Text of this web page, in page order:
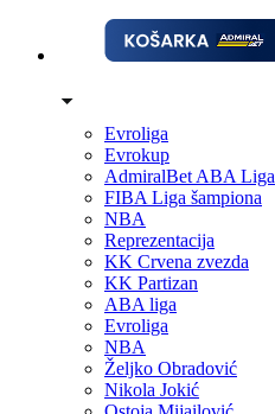
Evroliga
Evrokup
AdmiralBet ABA Liga
FIBA Liga šampiona
NBA
Reprezentacija
KK Crvena zvezda
KK Partizan
ABA liga
Evroliga
NBA
Željko Obradović
Nikola Jokić